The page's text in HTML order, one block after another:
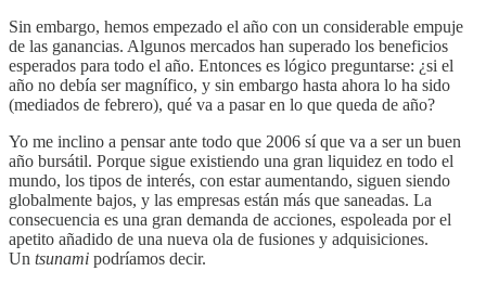
Sin embargo, hemos empezado el año con un considerable empuje
de las ganancias. Algunos mercados han superado los beneficios
esperados para todo el año. Entonces es lógico preguntarse: ¿si el
año no debía ser magnífico, y sin embargo hasta ahora lo ha sido
(mediados de febrero), qué va a pasar en lo que queda de año?
Yo me inclino a pensar ante todo que 2006 sí que va a ser un buen
año bursátil. Porque sigue existiendo una gran liquidez en todo el
mundo, los tipos de interés, con estar aumentando, siguen siendo
globalmente bajos, y las empresas están más que saneadas. La
consecuencia es una gran demanda de acciones, espoleada por el
apetito añadido de una nueva ola de fusiones y adquisiciones.
Un tsunami podríamos decir.